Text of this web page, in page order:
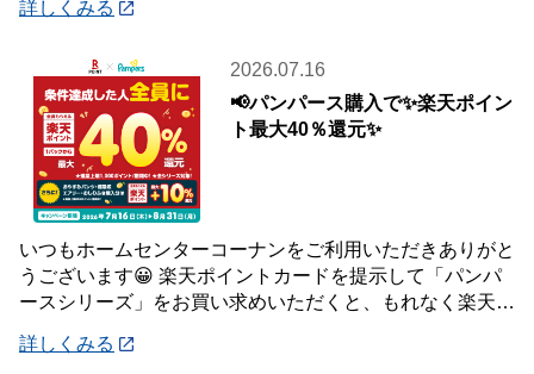
詳しくみる
2026.07.16
📢パンパース購入で✨楽天ポイン
ト最大40％還元✨
いつもホームセンターコーナンをご利用いただきありがと
うございます😀 楽天ポイントカードを提示して「パンパ
ースシリーズ」をお買い求めいただくと、もれなく楽天ポ
詳しくみる